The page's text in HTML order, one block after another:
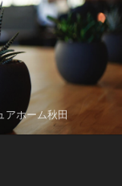
アホーム秋田